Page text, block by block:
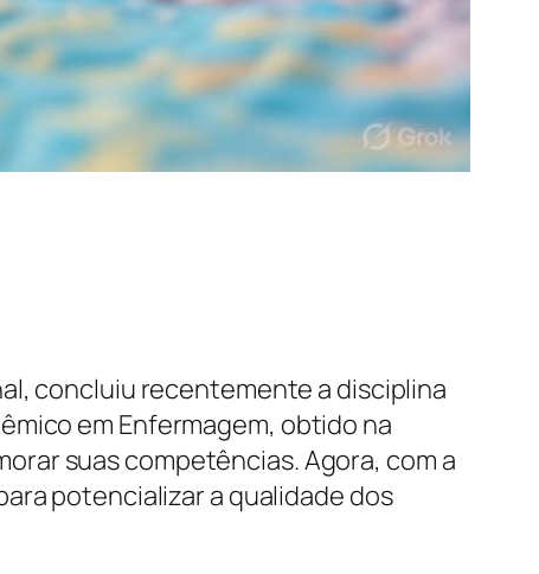
concluiu recentemente a disciplina
em Enfermagem, obtido na
suas competências. Agora, com a
potencializar a qualidade dos